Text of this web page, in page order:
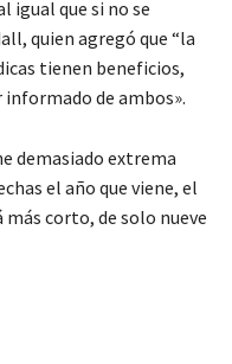
igual que si no se
quien agregó que “la
tienen beneficios,
de ambos».
demasiado extrema
el año que viene, el
corto, de solo nueve